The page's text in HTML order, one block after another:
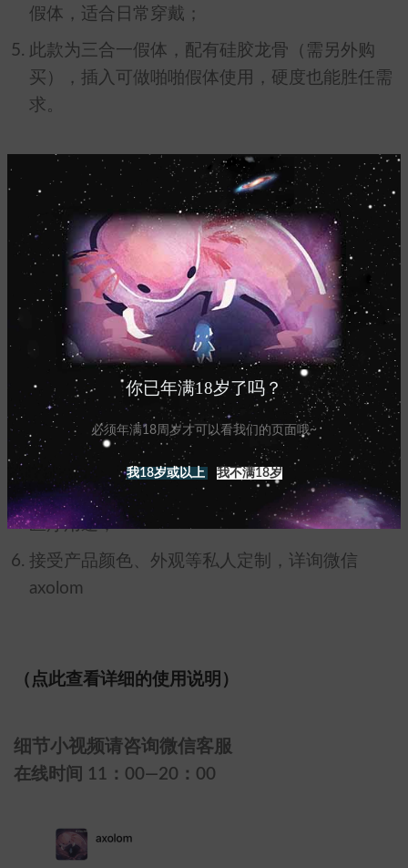
你已年满18岁了吗？
必须年满18周岁才可以看我们的页面哦~
我18岁或以上 我不满18岁
假体，适合日常穿戴；
此款为三合一假体，配有硅胶龙骨（需另外购
买），插入可做啪啪假体使用，硬度也能胜任需
求。
温馨提示 ：
新手使用建议在浴室先练习；
本产品由进口食品级硅胶（FDA 认证）制成，
由于其不粘特性，清洁后无需撒粉；
长期存放会有少量硅油渗出，属于正常现象，安
全健康无需担心;
避免与利器（包括刚剪的指甲）接触以免划破，
也不可大力撕扯揉搓，否则可能会导致胶质破
损，因使用不当造成的破损不予退换；
本产品不是医疗设备，没有明示或暗示本产品的
医疗用途；
接受产品颜色、外观等私人定制，详询微信
axolom
（点此查看详细的使用说明）
细节小视频请咨询微信客服
在线时间 11：00—20：00